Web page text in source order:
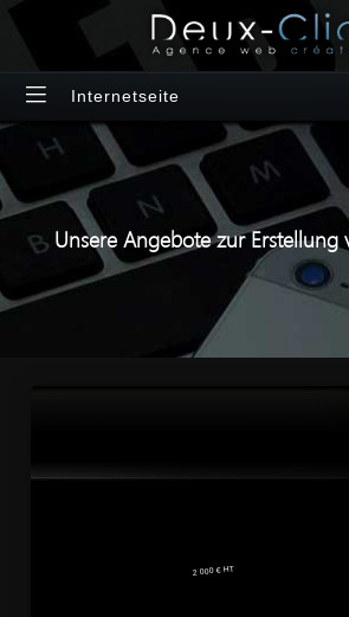
Internetseite
Unsere Angebote zur Erstellung
2 000 € HT